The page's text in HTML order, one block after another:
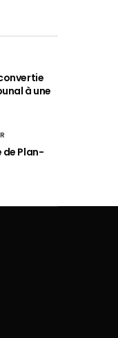
à une
de Plan-